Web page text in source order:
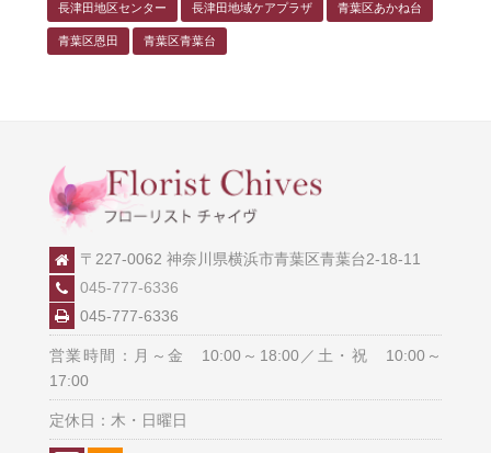
長津田地区センター 長津田地域ケアプラザ 青葉区あかね台
青葉区恩田 青葉区青葉台
〒227-0062 神奈川県横浜市青葉区青葉台2-18-11
045-777-6336
045-777-6336
営業時間：月～金 10:00～18:00／土・祝 10:00～
17:00
定休日：木・日曜日